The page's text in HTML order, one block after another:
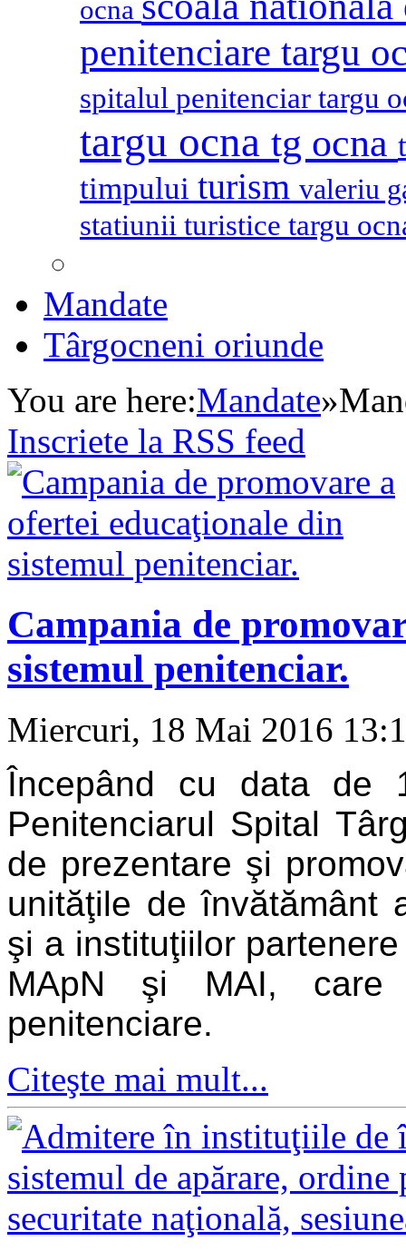
ocna
penitenciare targu
spitalul penitenciar targu
targu ocna tg ocna
timpului turism valeriu
statiunii turistice targu
Mandate
Târgocneni oriunde
You are here:Mandate»
Inscriete la RSS feed
Campania de
sistemul penitenciar.
Miercuri, 18 Mai 2016
Începând cu data de
Penitenciarul Spital
de prezentare şi
unităţile de învătământ
şi a instituţiilor
MApN şi MAI, care
penitenciare.
Citeşte mai mult...